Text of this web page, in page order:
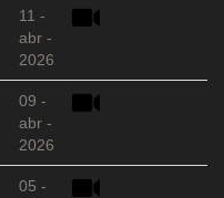
11 -
abr -
2026
09 -
abr -
2026
05 -